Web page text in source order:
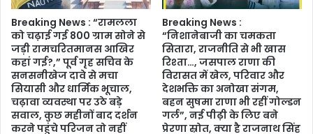
Breaking News : “रामलला
को चढ़ाई गई 800 ग्राम सोने से
जड़ी रामचरितमानस आखिर
कहां गई?,” पूर्व गृह सचिव के
सनसनीखेज दावे से मचा
सियासी और धार्मिक भूचाल,
चढ़ावा व्यवस्था पर उठे बड़े
सवाल, कुछ महीनों बाद दर्शन
करने पहुंचे परिजन तो नहीं
Breaking News :
“निशानेबाजी का चमकता
सितारा, राजनीति से भी खास
रिश्ता…, जसपाल राणा की
विरासत में खेल, परिवार और
देशभक्ति का अनोखा संगम,
बहन सुषमा राणा भी रहीं गोल्डन
गर्ल”, नई पीढ़ी के लिए बने
प्रेरणा स्रोत, क्या है राजनाथ सिंह